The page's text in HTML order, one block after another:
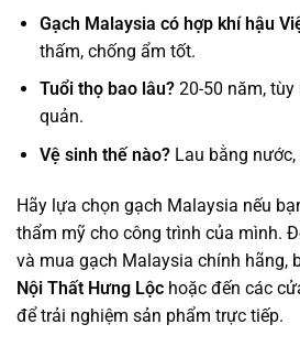
Gạch Malaysia có hợp khí hậu
thấm, chống ẩm tốt.
Tuổi thọ bao lâu?20-50 năm, tùy
quản.
Vệ sinh thế nào?Lau bằng nước,
Hãy lựa chọn gạch Malaysia nếu
thẩm mỹ cho công trình của mình.
và mua gạch Malaysia chính hãng,
Nội Thất Hưng Lộc hoặc đến các
để trải nghiệm sản phẩm trực tiếp.